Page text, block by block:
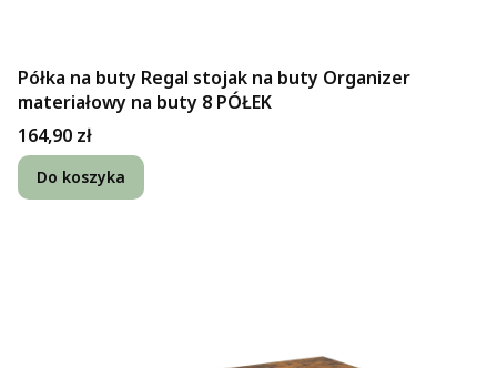
Półka na buty Regal stojak na buty Organizer
materiałowy na buty 8 PÓŁEK
Cena
164,90 zł
Do koszyka